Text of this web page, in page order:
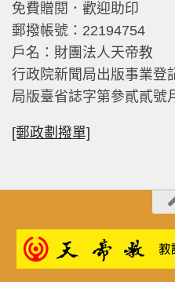
免費贈閱．歡迎助印
郵撥帳號：22194754
戶名：財團法人天帝教
行政院新聞局出版事業登
局版臺省誌字第參貳貳號
[郵政劃撥單]